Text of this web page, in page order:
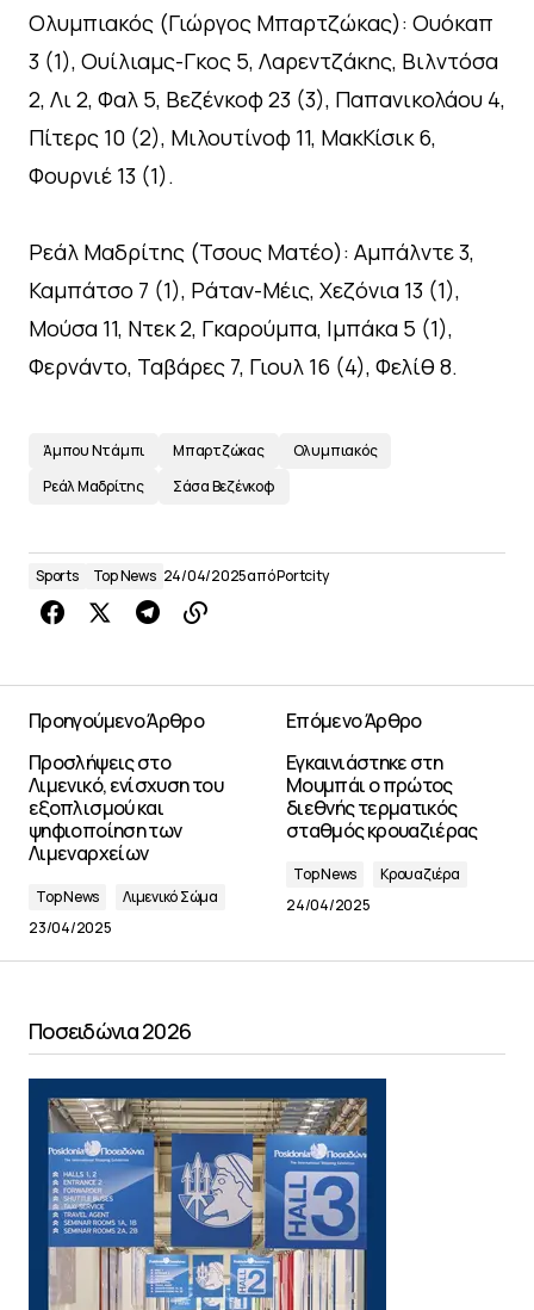
Ολυμπιακός (Γιώργος Μπαρτζώκας): Ουόκαπ
3 (1), Ουίλιαμς-Γκος 5, Λαρεντζάκης, Βιλντόσα
2, Λι 2, Φαλ 5, Βεζένκοφ 23 (3), Παπανικολάου 4,
Πίτερς 10 (2), Μιλουτίνοφ 11, ΜακΚίσικ 6,
Φουρνιέ 13 (1).
Ρεάλ Μαδρίτης (Τσους Ματέο): Αμπάλντε 3,
Καμπάτσο 7 (1), Ράταν-Μέις, Χεζόνια 13 (1),
Μούσα 11, Ντεκ 2, Γκαρούμπα, Ιμπάκα 5 (1),
Φερνάντο, Ταβάρες 7, Γιουλ 16 (4), Φελίθ 8.
Άμπου Ντάμπι Μπαρτζώκας
Ολυμπιακός
Ρεάλ Μαδρίτης
Σάσα Βεζένκοφ
Sports Top News 24/04/2025απόPortcity
Προηγούμενο Άρθρο
Προσλήψεις στο
Λιμενικό, ενίσχυση του
εξοπλισμού και
ψηφιοποίηση των
Λιμεναρχείων
Top News
Λιμενικό Σώμα
23/04/2025
Επόμενο Άρθρο
Εγκαινιάστηκε στη
Μουμπάι ο πρώτος
διεθνής τερματικός
σταθμός κρουαζιέρας
Top News
Κρουαζιέρα
24/04/2025
Ποσειδώνια 2026